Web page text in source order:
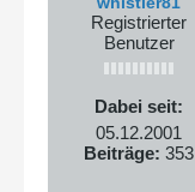
Registrierter
Benutzer
Dabei seit:
05.12.2001
Beiträge: 353